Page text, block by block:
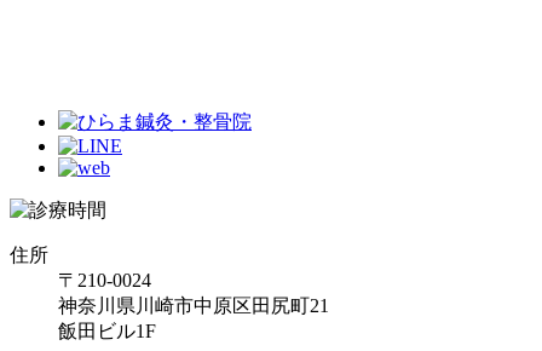
住所
〒210-0024
神奈川県川崎市中原区田尻町21
飯田ビル1F